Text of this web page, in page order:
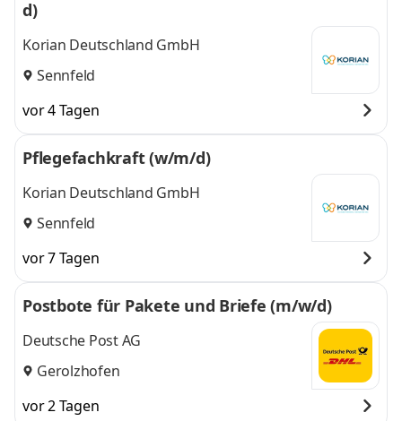
d)
Korian Deutschland GmbH
Sennfeld
vor 4 Tagen
Pflegefachkraft (w/m/d)
Korian Deutschland GmbH
Sennfeld
vor 7 Tagen
Postbote für Pakete und Briefe (m/w/d)
Deutsche Post AG
Gerolzhofen
vor 2 Tagen